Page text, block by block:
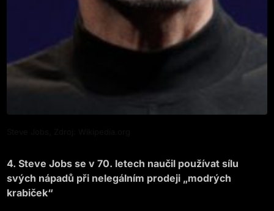
4. Steve Jobs se v 70. letech naučil používat sílu
svých nápadů při nelegálním prodeji „modrých
krabiček“